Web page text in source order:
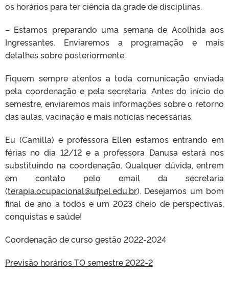
os horários para ter ciência da grade de disciplinas.
– Estamos preparando uma semana de Acolhida aos
Ingressantes. Enviaremos a programação e mais
detalhes sobre posteriormente.
Fiquem sempre atentos a toda comunicação enviada
pela coordenação e pela secretaria. Antes do início do
semestre, enviaremos mais informações sobre o retorno
das aulas, vacinação e mais notícias necessárias.
Eu (Camilla) e professora Ellen estamos entrando em
férias no dia 12/12 e a professora Danusa estará nos
substituindo na coordenação. Qualquer dúvida, entrem
em contato pelo email da secretaria
(terapia.ocupacional@ufpel.edu.br). Desejamos um bom
final de ano a todos e um 2023 cheio de perspectivas,
conquistas e saúde!
Coordenação de curso gestão 2022-2024
Previsão horários TO semestre 2022-2